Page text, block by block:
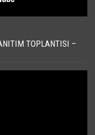
TOPLANTISI –